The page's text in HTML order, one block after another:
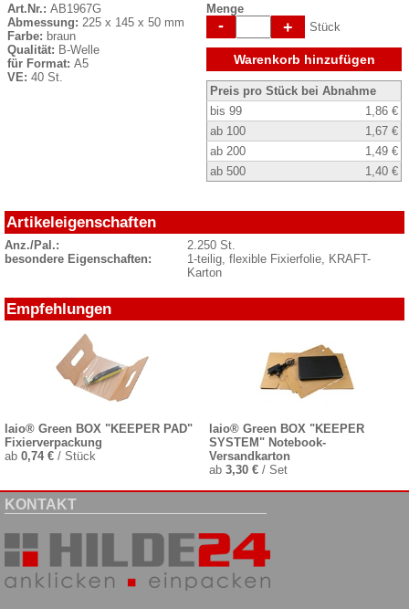
Art.Nr.: AB1967G
Abmessung: 225 x 145 x 50 mm
Farbe: braun
Qualität: B-Welle
für Format: A5
VE: 40 St.
Menge
- + Stück
Warenkorb hinzufügen
Preis pro Stück bei Abnahme
bis 99
1,86 €
ab 100
1,67 €
ab 200
1,49 €
ab 500
1,40 €
Artikeleigenschaften
Anz./Pal.:
2.250 St.
besondere Eigenschaften:
1-teilig, flexible Fixierfolie, KRAFT-
Karton
Empfehlungen
laio® Green BOX "KEEPER PAD"
Fixierverpackung
ab 0,74 € / Stück
laio® Green BOX "KEEPER
SYSTEM" Notebook-
Versandkarton
ab 3,30 € / Set
KONTAKT